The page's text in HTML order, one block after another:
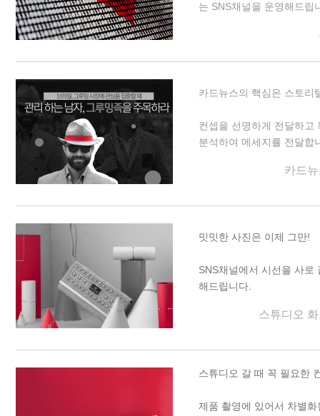
는 SNS채널을 운영해드립
카드뉴스의 핵심은 스토리
컨셉을 선명하게 전달하고
분석하여 메세지를 전달합
카드
밋밋한 사진은 이제 그만!
SNS채널에서 시선을 사로
해드립니다.
스튜디오
스튜디오 갈 때 꼭 필요한
제품 촬영에 있어서 차별